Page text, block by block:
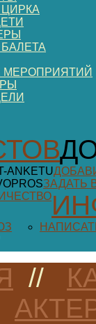
МЕРОПРИЯТИЙ
ЗАДАТЬ
//